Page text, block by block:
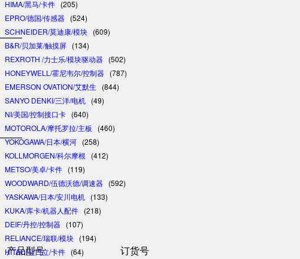
产品型号
订货号
HIMA/黑马/卡件 (205)
EPRO/德国/传感器 (524)
SCHNEIDER/莫迪康/模块 (609)
B&R/贝加莱/触摸屏 (134)
REXROTH /力士乐/模块驱动器 (502)
HONEYWELL/霍尼韦尔/控制器 (787)
EMERSON OVATION/艾默生
(844)
SANYO DENKI/三洋/电机 (49)
NI/美国/控制接口卡 (640)
MOTOROLA/摩托罗拉/主板
(460)
YOKOGAWA/日本/横河 (258)
KOLLMORGEN/科尔摩根
(412)
METSO/美卓/卡件 (119)
WOODWARD/伍德沃德/调速器 (592)
YASKAWA/日本/安川电机 (133)
KUKA/库卡/机器人配件 (218)
DEIF/丹控/控制器 (107)
RELIANCE/瑞联/模块 (194)
HITACHI/日立/卡件 (64)